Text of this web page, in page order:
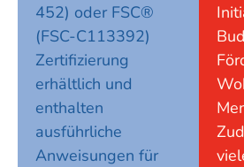
452) oder FSC®
(FSC-C113392)
Zertifizierung
erhältlich und
enthalten
ausführliche
Anweisungen für